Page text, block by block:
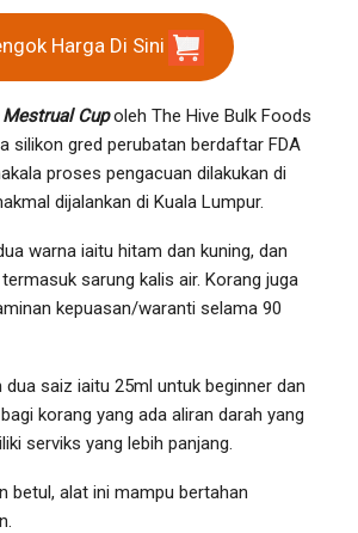
Harga Di Sini
Cupoleh The Hive Bulk Foods
silikon gred perubatan berdaftar FDA
proses pengacuan dilakukan di
dijalankan di Kuala Lumpur.
warna iaitu hitam dan kuning, dan
sarung kalis air. Korang juga
kepuasan/waranti selama 90
saiz iaitu 25ml untuk beginner dan
korang yang ada aliran darah yang
serviks yang lebih panjang.
betul, alat ini mampu bertahan